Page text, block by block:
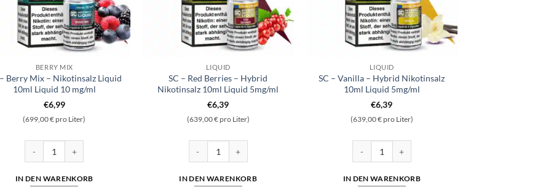
BERRY MIX
Berry Mix – Nikotinsalz Liquid
10ml Liquid 10 mg/ml
€6,99
(699,00 € pro Liter)
IN DEN WARENKORB
LIQUID
SC – Red Berries – Hybrid
Nikotinsalz 10ml Liquid 5mg/ml
€6,39
(639,00 € pro Liter)
IN DEN WARENKORB
LIQUID
SC – Vanilla – Hybrid Nikotinsalz
10ml Liquid 5mg/ml
€6,39
(639,00 € pro Liter)
IN DEN WARENKORB